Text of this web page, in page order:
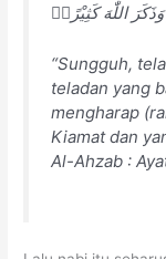
وَذَكَرَ اللّٰهَ كَثِيْرًاۗ
“Sungguh,
teladan yang
mengharap
Kiamat dan
Al-Ahzab :